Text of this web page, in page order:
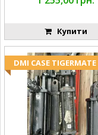
Купити
DMI CASE TIGERMATE